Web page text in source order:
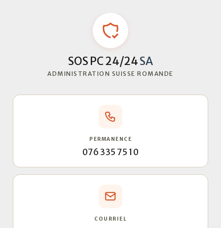
SOS PC 24/24SA
ADMINISTRATION SUISSE ROMANDE
PERMANENCE
076 335 75 10
COURRIEL